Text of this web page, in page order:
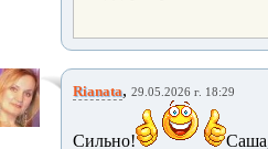
Rianata, 29.05.2026 г. 18:29
Сильно!